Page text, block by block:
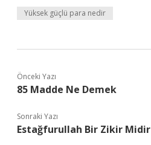
Yüksek güçlü para nedir
Önceki Yazı
85 Madde Ne Demek
Sonraki Yazı
Estağfurullah Bir Zikir Midir